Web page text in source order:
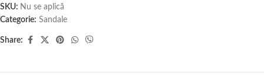
SKU: Nu se aplică
Categorie: Sandale
Share: